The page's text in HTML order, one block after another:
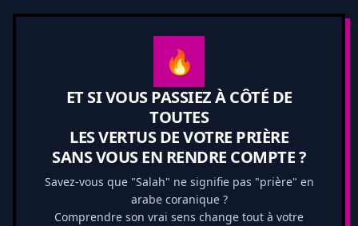
🔥
ET SI VOUS PASSIEZ À CÔTÉ DE
TOUTES
LES VERTUS DE VOTRE PRIÈRE
SANS VOUS EN RENDRE COMPTE ?
Savez-vous que "Salah" ne signifie pas "prière" en
arabe coranique ?
Comprendre son vrai sens change tout à votre